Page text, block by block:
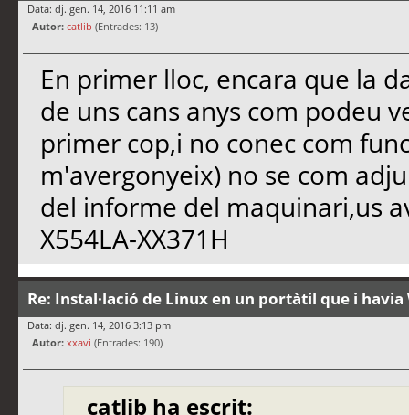
Data: dj. gen. 14, 2016 11:11 am
Autor: catlib (Entrades: 13)
En primer lloc, encara que la
de uns cans anys com podeu
primer cop,i no conec com
m'avergonyeix) no se com
del informe del maquinari,us
X554LA-XX371H
Re: Instal·lació de Linux en un portàtil que i havia
Data: dj. gen. 14, 2016 3:13 pm
Autor: xxavi (Entrades: 190)
catlib ha escrit: